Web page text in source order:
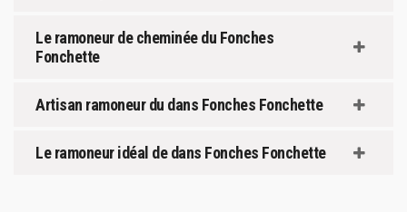
Le ramoneur de cheminée du Fonches
Fonchette
Artisan ramoneur du dans Fonches Fonchette
Le ramoneur idéal de dans Fonches Fonchette